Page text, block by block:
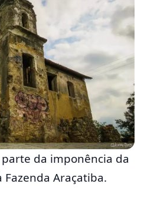
da imponência da
Araçatiba.